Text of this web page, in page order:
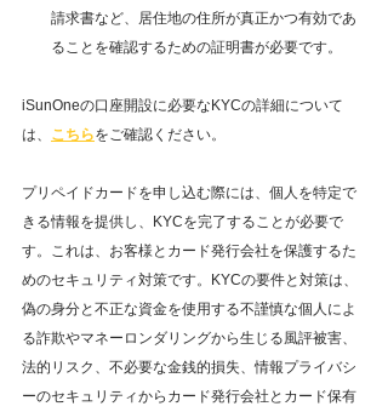
請求書など、居住地の住所が真正かつ有効であ
ることを確認するための証明書が必要です。
iSunOneの口座開設に必要なKYCの詳細について
は、 こちらをご確認ください。
プリペイドカードを申し込む際には、個人を特定で
きる情報を提供し、KYCを完了することが必要で
す。これは、お客様とカード発行会社を保護するた
めのセキュリティ対策です。KYCの要件と対策は、
偽の身分と不正な資金を使用する不謹慎な個人によ
る詐欺やマネーロンダリングから生じる風評被害、
法的リスク、不必要な金銭的損失、情報プライバシ
ーのセキュリティからカード発行会社とカード保有